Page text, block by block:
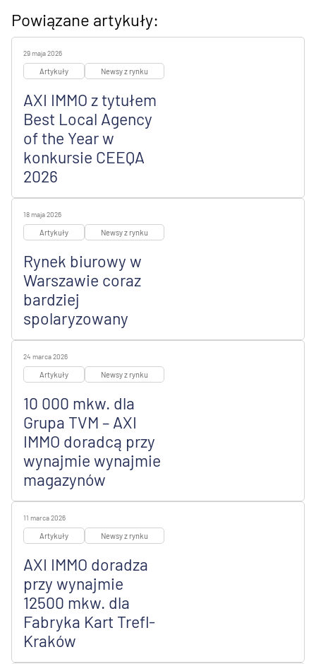
Powiązane artykuły:
29 maja 2026
Artykuły Newsy z rynku
AXI IMMO z tytułem
Best Local Agency
of the Year w
konkursie CEEQA
2026
18 maja 2026
Artykuły Newsy z rynku
Rynek biurowy w
Warszawie coraz
bardziej
spolaryzowany
24 marca 2026
Artykuły Newsy z rynku
10 000 mkw. dla
Grupa TVM – AXI
IMMO doradcą przy
wynajmie wynajmie
magazynów
11 marca 2026
Artykuły Newsy z rynku
AXI IMMO doradza
przy wynajmie
12500 mkw. dla
Fabryka Kart Trefl-
Kraków